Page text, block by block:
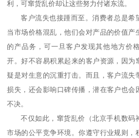
利，可窜货乱价却让这些努力付诸东流。
客户流失也接踵而至。消费者总是希
当市场价格混乱，他们会对产品的价值产
的产品务，可一旦客户发现其他地方价
开。好不容易积累起来的客户资源，因为
疑是对生意的沉重打击。而且，客户流失
损失，还会影响口碑传播，潜在客户也会
不决。
不仅如此，窜货乱价
（北京手机数码
市场的公平竞争环境。你遵守行业规则，